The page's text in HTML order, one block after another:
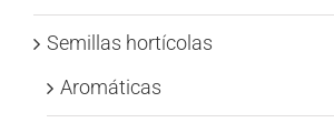
Semillas hortícolas
Aromáticas